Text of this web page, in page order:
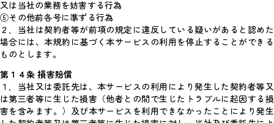
又は当社の業務を妨害する行為
⑤その他前各号に準ずる行為
２．当社は契約者等が前項の規定に違反している疑いがあると認めた
場合には、本規約に基づく本サービスの利用を停止することができる
ものとします。
第１４条 損害賠償
１．当社又は委託先は、本サービスの利用により発生した契約者等又
は第三者等に生じた損害（他者との間で生じたトラブルに起因する損
害を含みます。）及び本サービスを利用できなかったことにより発生